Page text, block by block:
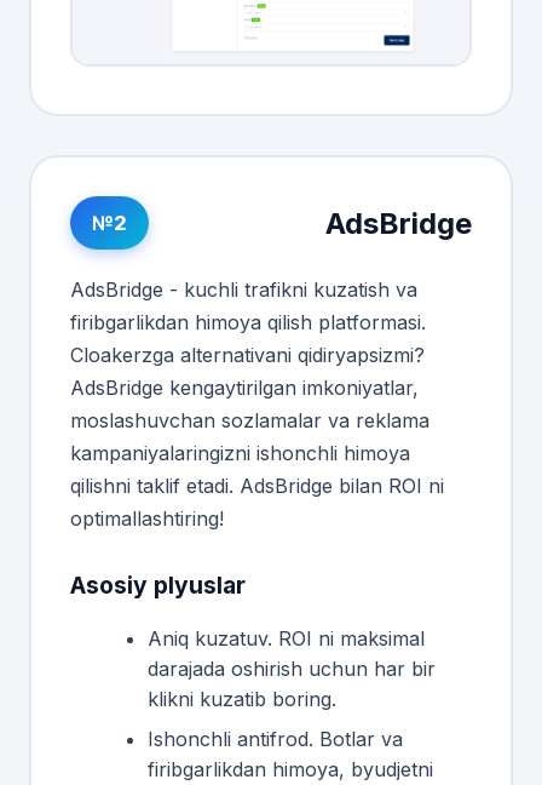
№2 AdsBridge
AdsBridge - kuchli trafikni kuzatish va
firibgarlikdan himoya qilish platformasi.
Cloakerzga alternativani qidiryapsizmi?
AdsBridge kengaytirilgan imkoniyatlar,
moslashuvchan sozlamalar va reklama
kampaniyalaringizni ishonchli himoya
qilishni taklif etadi. AdsBridge bilan ROI ni
optimallashtiring!
Asosiy plyuslar
Aniq kuzatuv. ROI ni maksimal
darajada oshirish uchun har bir
klikni kuzatib boring.
Ishonchli antifrod. Botlar va
firibgarlikdan himoya, byudjetni